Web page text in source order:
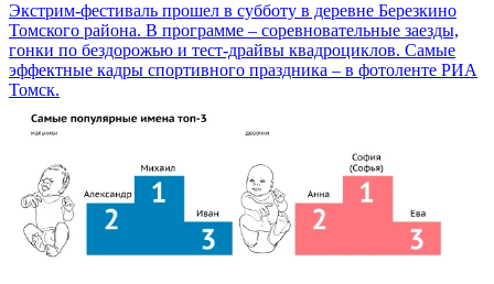
Экстрим-фестиваль прошел в субботу в деревне Березкино
Томского района. В программе – соревновательные заезды,
гонки по бездорожью и тест-драйвы квадроциклов. Самые
эффектные кадры спортивного праздника – в фотоленте РИА
Томск.